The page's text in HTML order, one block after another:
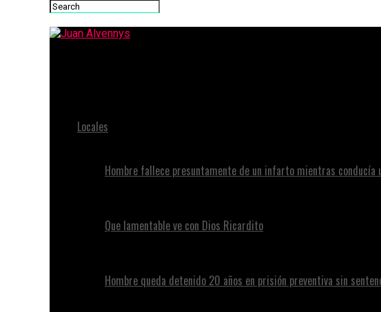
Locales
Hombre fallece presuntamente de un infarto mientras conducía
Que lamentable ve con Dios Ricardito
Hombre queda detenido 20 años en prisión preventiva sin